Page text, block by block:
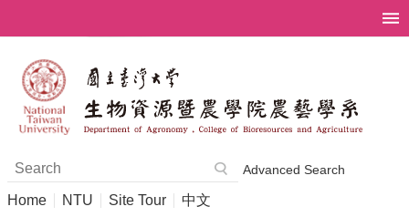
Advanced Search
Home NTU Site Tour 中文